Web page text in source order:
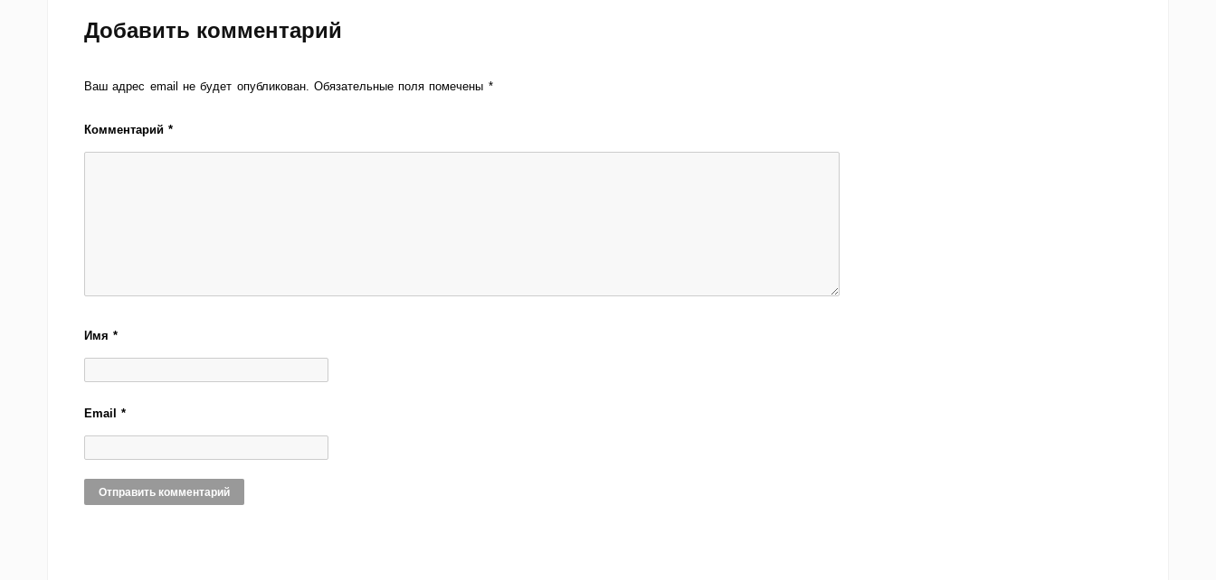
Добавить комментарий
Ваш адрес email не будет опубликован. Обязательные поля помечены *
Комментарий*
Имя*
Email*